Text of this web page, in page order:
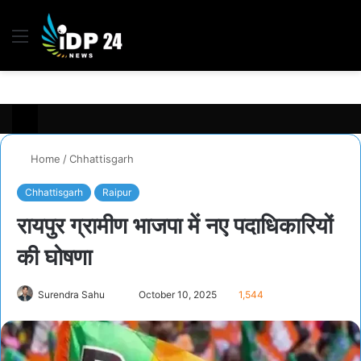
Menu
Home /Chhattisgarh
Chhattisgarh Raipur
रायपुर ग्रामीण भाजपा में नए पदाधिकारियों
की घोषणा
Surendra Sahu
d
October 10, 2025 1,544